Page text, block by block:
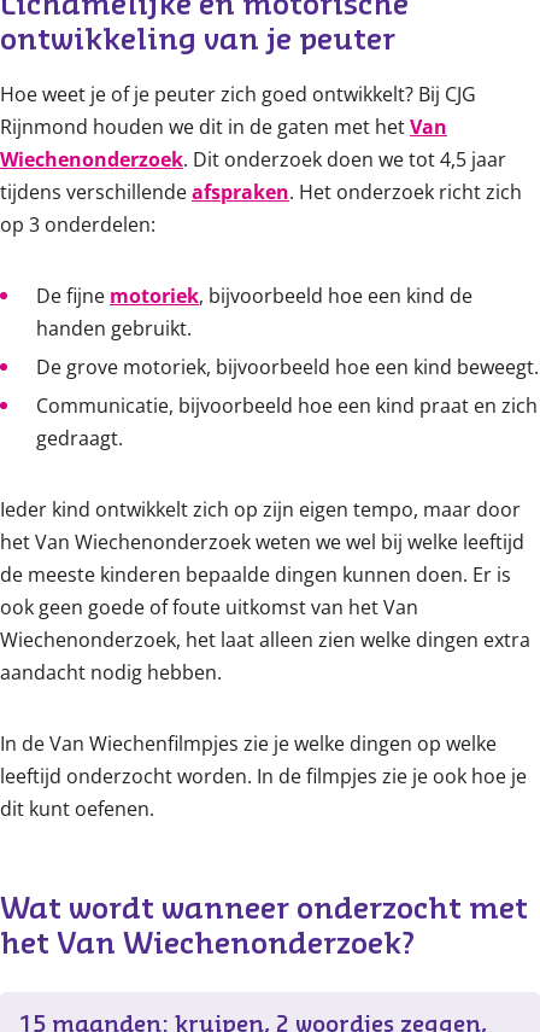
Lichamelijke en motorische
ontwikkeling van je peuter
Hoe weet je of je peuter zich goed ontwikkelt? Bij CJG
Rijnmond houden we dit in de gaten met hetVan
Wiechenonderzoek. Dit onderzoek doen we tot 4,5 jaar
tijdens verschillendeafspraken. Het onderzoek richt zich
op 3 onderdelen:
De fijne motoriek, bijvoorbeeld hoe een kind de
handen gebruikt.
De grove motoriek, bijvoorbeeld hoe een kind beweegt.
Communicatie, bijvoorbeeld hoe een kind praat en zich
gedraagt.
Ieder kind ontwikkelt zich op zijn eigen tempo, maar door
het Van Wiechenonderzoek weten we wel bij welke leeftijd
de meeste kinderen bepaalde dingen kunnen doen. Er is
ook geen goede of foute uitkomst van het Van
Wiechenonderzoek, het laat alleen zien welke dingen extra
aandacht nodig hebben.
In de Van Wiechenfilmpjes zie je welke dingen op welke
leeftijd onderzocht worden. In de filmpjes zie je ook hoe je
dit kunt oefenen.
Wat wordt wanneer onderzocht met
het Van Wiechenonderzoek?
15 maanden: kruipen, 2 woordjes zeggen,